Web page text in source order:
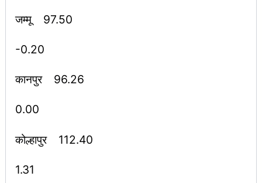
जम्मू 97.50
-0.20
कानपुर 96.26
0.00
कोल्हापुर 112.40
1.31